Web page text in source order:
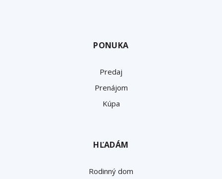
PONUKA
Predaj
Prenájom
Kúpa
HĽADÁM
Rodinný dom